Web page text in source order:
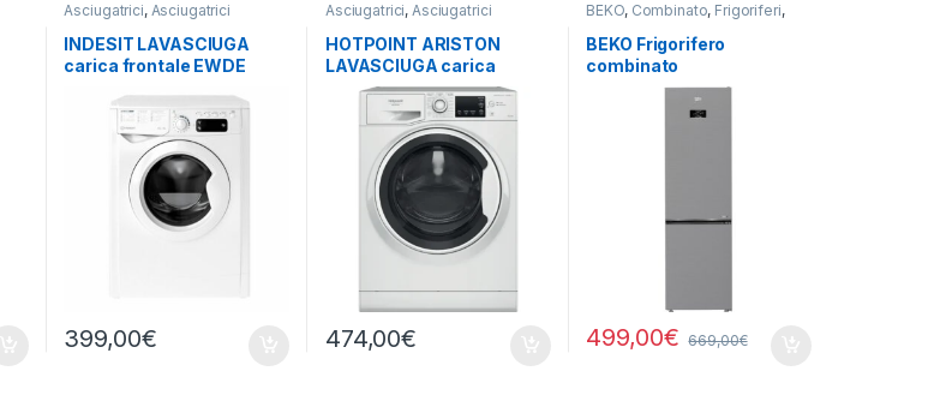
Asciugatrici, Asciugatrici
Standard
Carico Frontale
Indesit,Lavasciuga,Lavatrici
Libera Installazione,Libera
Installazione
INDESIT LAVASCIUGA
carica frontale EWDE
1400 GIRI
399,00€
Asciugatrici,Asciugatrici
Standard
Carico Frontale
Hotpoint Ariston,Lavasciuga
Lavatrici,Libera Installazione
Libera Installazione
HOTPOINT ARISTON
LAVASCIUGA carica
frontale NDBR 984469
WA IT 9/6KG 1400 GIRI
474,00€
BEKO, Combinato, Frigoriferi,
BEKO Frigorifero
combinato
B5RCNE405HXB TOTAL
499,00€ 669,00€